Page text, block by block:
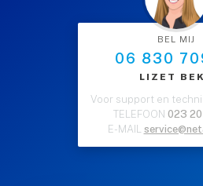
BEL MIJ
06 830
LIZET
Voor support en
TELEFOON 023
E-MAIL